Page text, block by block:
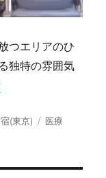
つエリアのひ
独特の雰囲気
多様化する都市医
(東京)
タ
医療